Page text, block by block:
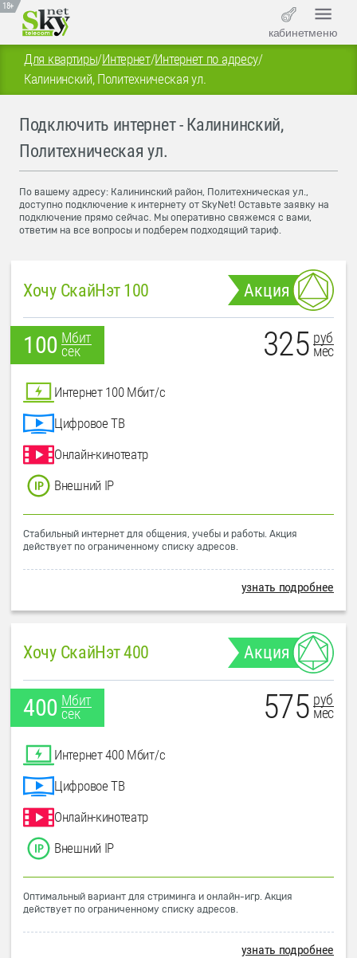
18+
кабинетменю
Для квартиры/Интернет/Интернет по адресу/
Калининский, Политехническая ул.
Подключить интернет - Калининский,
Политехническая ул.
По вашему адресу: Калининский район, Политехническая ул.,
доступно подключение к интернету от SkyNet! Оставьте заявку на
подключение прямо сейчас. Мы оперативно свяжемся с вами,
ответим на все вопросы и подберем подходящий тариф.
Хочу СкайНэт 100 Акция
100 Мбит
сек
325 руб
мес
Интернет 100 Мбит/с
Цифровое ТВ
Онлайн-кинотеатр
Внешний IP
Стабильный интернет для общения, учебы и работы. Акция
действует по ограниченному списку адресов.
узнать подробнее
Хочу СкайНэт 400 Акция
400 Мбит
сек
575 руб
мес
Интернет 400 Мбит/с
Цифровое ТВ
Онлайн-кинотеатр
Внешний IP
Оптимальный вариант для стриминга и онлайн-игр. Акция
действует по ограниченному списку адресов.
узнать подробнее